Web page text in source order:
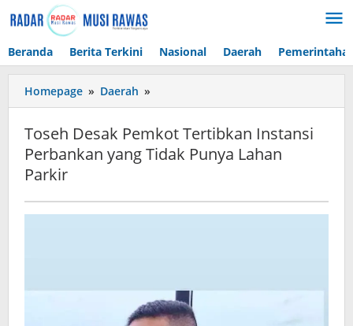
ke
Beranda Berita Terkini Nasional Daerah
Homepage » Daerah »
Desak
Tertibkan
Instansi
Tidak
Toseh Desak Pemkot Tertibkan Instansi
Perbankan yang Tidak Punya Lahan
Parkir